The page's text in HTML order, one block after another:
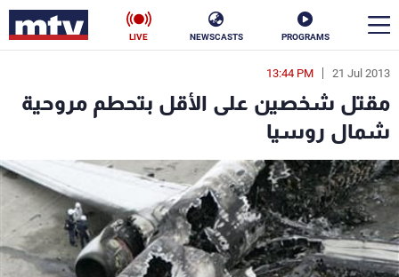
PROGRAMS
NEWSCASTS
LIVE
21 Jul 2013
13:44 PM
مقتل شخصين على الأقل بتحطم مروحية
شمال روسيا
en
الأخبار
سياسة ناس
إقتصاد فن
منوعات رياضة